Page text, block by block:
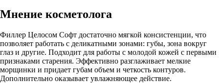
Мнение косметолога
Филлер Целосом Софт достаточно мягкой консистенции, что
позволяет работать с деликатными зонами: губы, зона вокруг
глаз и другие. Подходит для работы с молодой кожей с первыми
признаками старения. Эффективно разглаживает мелкие
морщинки и придает губам объем и четкость контуров.
Дополнительно оказывает увлажняющее действие.